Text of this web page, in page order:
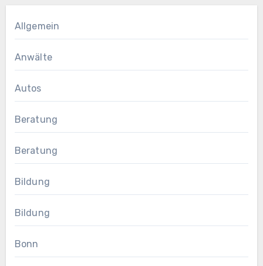
Allgemein
Anwälte
Autos
Beratung
Beratung
Bildung
Bildung
Bonn